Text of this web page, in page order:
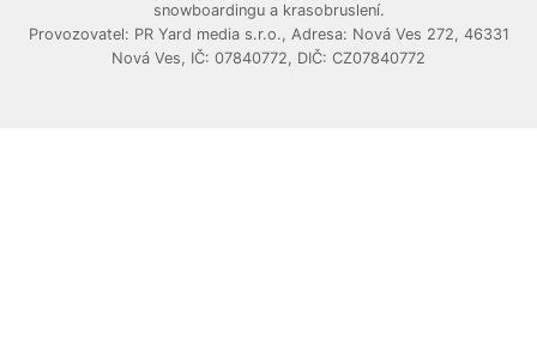
snowboardingu a krasobruslení.
Provozovatel: PR Yard media s.r.o., Adresa: Nová Ves 272, 46331
Nová Ves, IČ: 07840772, DIČ: CZ07840772